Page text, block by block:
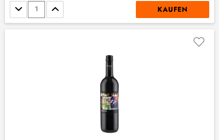
Stückzahl KAUFEN